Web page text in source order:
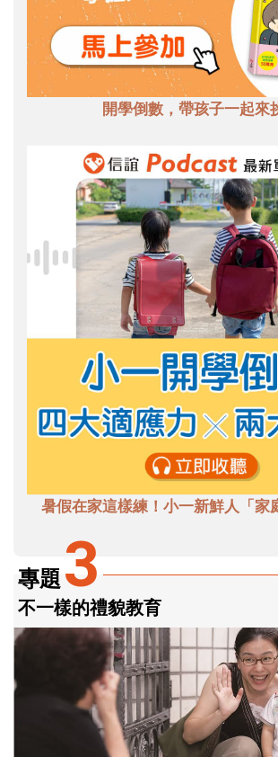
開學倒數，帶孩子一起來
暑假在家這樣練！小一新鮮人「家
專題3
不一樣的禮貌教育